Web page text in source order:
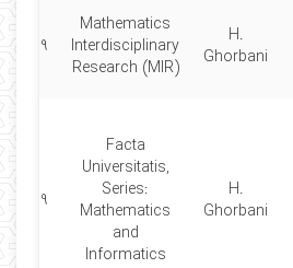
H.
Ghorbani
Mathematics
Interdisciplinary
Research (MIR)
2019
H.
Ghorbani
Facta
Universitatis,
Series:
Mathematics
and
Informatics
2019